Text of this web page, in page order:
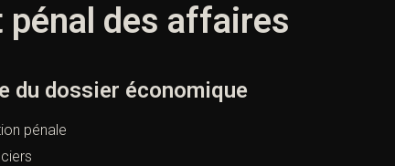
pénal des affaires
du dossier économique
pénale